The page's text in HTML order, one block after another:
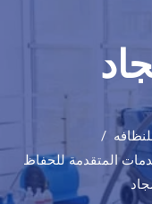
المتقدمة للحفاظ